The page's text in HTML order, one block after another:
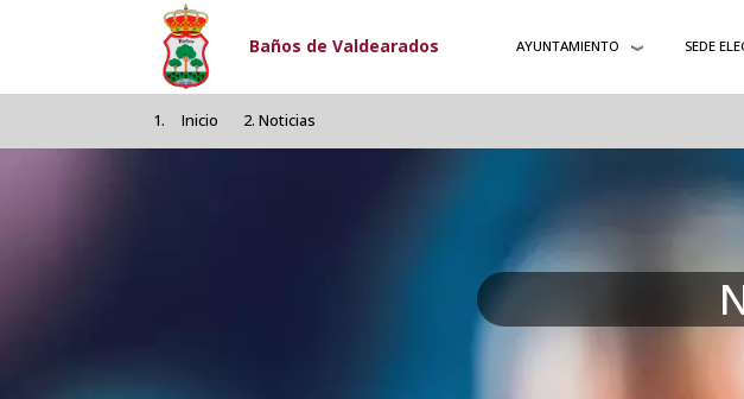
Pasar al contenido principal
Baños de Valdearados AYUNTAMIENTO SEDE
Inicio Noticias